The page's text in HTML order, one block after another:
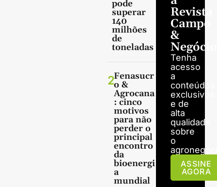
pode
superar
140
milhões
de
toneladas
2Fenasucr
o &
Agrocana
: cinco
motivos
para não
perder o
principal
encontro
da
bioenergi
a
mundial
Revista
Campo
&
Tenha
acesso
a
conteúdos
exclusivos
e de
alta
qualidade
sobre
o
ASSINE
AGORA